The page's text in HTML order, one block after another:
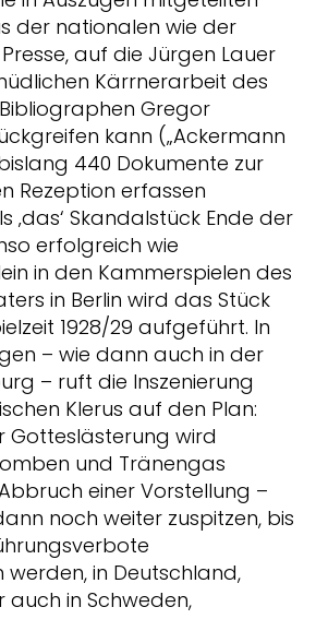
der nationalen wie der
auf die Jürgen Lauer
Kärrnerarbeit des
Gregor
kann („Ackermann
440 Dokumente zur
Rezeption erfassen
‚das‘ Skandalstück Ende der
erfolgreich wie
in den Kammerspielen des
in Berlin wird das Stück
1928/29 aufgeführt. In
– wie dann auch in der
– ruft die Inszenierung
Klerus auf den Plan:
Gotteslästerung wird
und Tränengas
einer Vorstellung –
noch weiter zuspitzen, bis
in Deutschland,
auch in Schweden,